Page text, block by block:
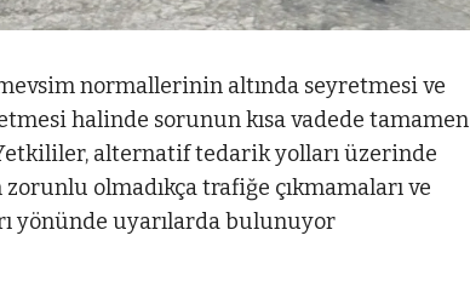
normallerinin altında seyretmesi ve
halinde sorunun kısa vadede tamamen
alternatif tedarik yolları üzerinde
olmadıkça trafiğe çıkmamaları ve
yönünde uyarılarda bulunuyor